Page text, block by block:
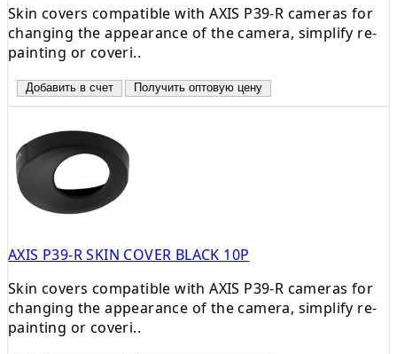
Skin covers compatible with AXIS P39-R cameras for
changing the appearance of the camera, simplify re-
painting or coveri..
Добавить в счет Получить оптовую цену
AXIS P39-R SKIN COVER BLACK 10P
Skin covers compatible with AXIS P39-R cameras for
changing the appearance of the camera, simplify re-
painting or coveri..